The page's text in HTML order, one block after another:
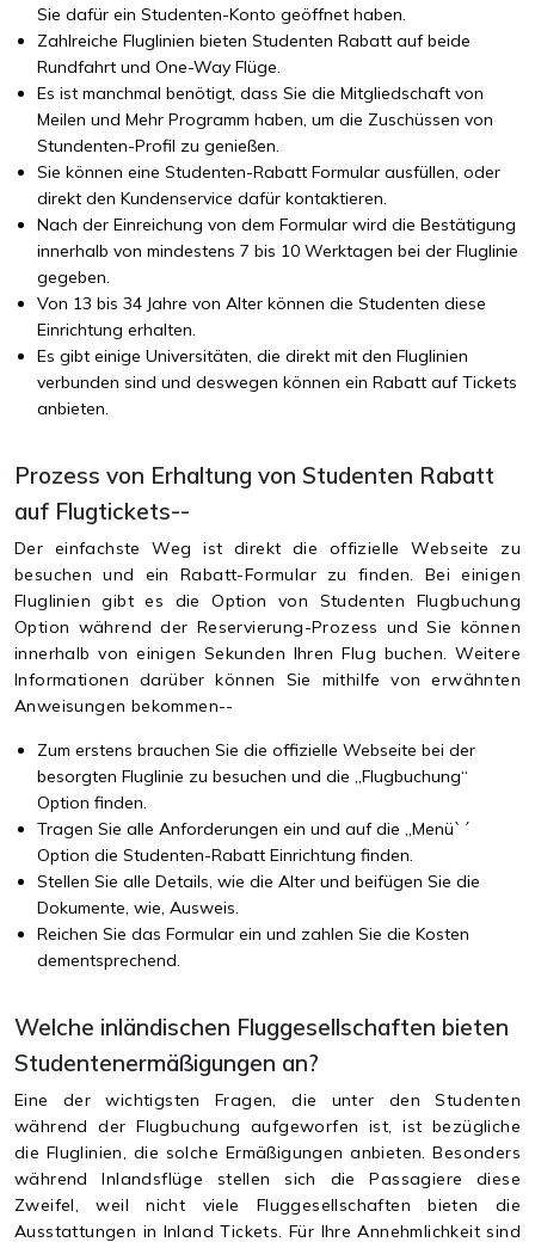
Sie dafür ein Studenten-Konto geöffnet haben.
Zahlreiche Fluglinien bieten Studenten Rabatt auf beide
Rundfahrt und One-Way Flüge.
Es ist manchmal benötigt, dass Sie die Mitgliedschaft von
Meilen und Mehr Programm haben, um die Zuschüssen von
Stundenten-Profil zu genießen.
Sie können eine Studenten-Rabatt Formular ausfüllen, oder
direkt den Kundenservice dafür kontaktieren.
Nach der Einreichung von dem Formular wird die Bestätigung
innerhalb von mindestens 7 bis 10 Werktagen bei der Fluglinie
gegeben.
Von 13 bis 34 Jahre von Alter können die Studenten diese
Einrichtung erhalten.
Es gibt einige Universitäten, die direkt mit den Fluglinien
verbunden sind und deswegen können ein Rabatt auf Tickets
anbieten.
Prozess von Erhaltung von Studenten Rabatt
auf Flugtickets--
Der einfachste Weg ist direkt die offizielle Webseite zu
besuchen und ein Rabatt-Formular zu finden. Bei einigen
Fluglinien gibt es die Option von Studenten Flugbuchung
Option während der Reservierung-Prozess und Sie können
innerhalb von einigen Sekunden Ihren Flug buchen. Weitere
Informationen darüber können Sie mithilfe von erwähnten
Anweisungen bekommen--
Zum erstens brauchen Sie die offizielle Webseite bei der
besorgten Fluglinie zu besuchen und die „Flugbuchung“
Option finden.
Tragen Sie alle Anforderungen ein und auf die „Menü`´
Option die Studenten-Rabatt Einrichtung finden.
Stellen Sie alle Details, wie die Alter und beifügen Sie die
Dokumente, wie, Ausweis.
Reichen Sie das Formular ein und zahlen Sie die Kosten
dementsprechend.
Welche inländischen Fluggesellschaften bieten
Studentenermäßigungen an?
Eine der wichtigsten Fragen, die unter den Studenten
während der Flugbuchung aufgeworfen ist, ist bezügliche
die Fluglinien, die solche Ermäßigungen anbieten. Besonders
während Inlandsflüge stellen sich die Passagiere diese
Zweifel, weil nicht viele Fluggesellschaften bieten die
Ausstattungen in Inland Tickets. Für Ihre Annehmlichkeit sind